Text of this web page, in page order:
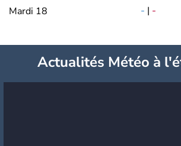
Mardi 18 - | -
Actualités Météo à